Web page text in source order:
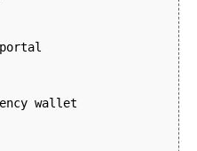
wallet